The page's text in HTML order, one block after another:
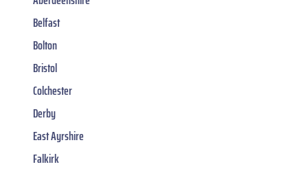
Belfast
Bolton
Bristol
Colchester
Derby
East Ayrshire
Falkirk